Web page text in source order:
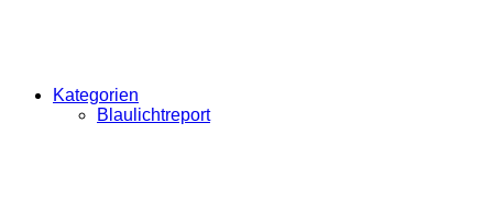
Kategorien
Blaulichtreport